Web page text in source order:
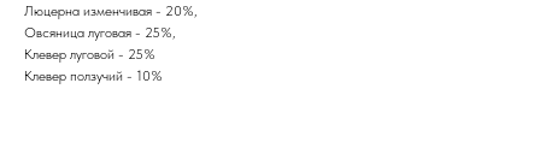
Люцерна изменчивая - 20%,
Овсяница луговая - 25%,
Клевер луговой - 25%
Клевер ползучий - 10%